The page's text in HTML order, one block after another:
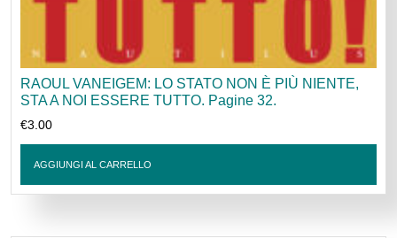
RAOUL VANEIGEM: LO STATO NON È PIÙ NIENTE,
STA A NOI ESSERE TUTTO. Pagine 32.
€3.00
AGGIUNGI AL CARRELLO